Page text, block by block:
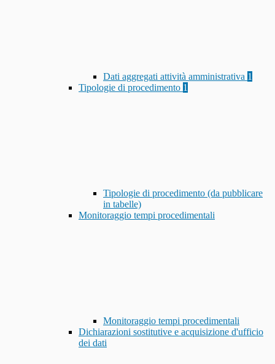
Dati aggregati attività amministrativa 1
Tipologie di procedimento 1
Tipologie di procedimento (da pubblicare
in tabelle)
Monitoraggio tempi procedimentali
Monitoraggio tempi procedimentali
Dichiarazioni sostitutive e acquisizione d'ufficio
dei dati